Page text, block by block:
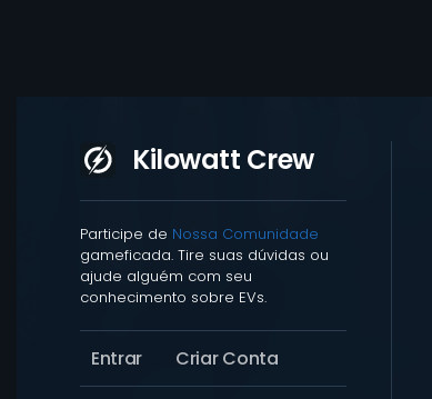
Kilowatt Crew
Participe de Nossa Comunidade
gameficada. Tire suas dúvidas ou
ajude alguém com seu
conhecimento sobre EVs.
Entrar Criar Conta